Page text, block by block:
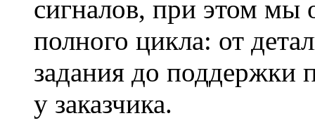
сигналов, при этом мы
полного цикла: от
задания до поддержки
у заказчика.